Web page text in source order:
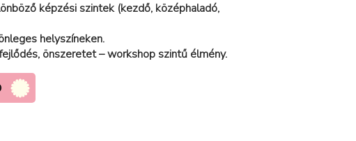
képzési szintek (kezdő, középhaladó,
helyszíneken.
önszeretet – workshop szintű élmény.